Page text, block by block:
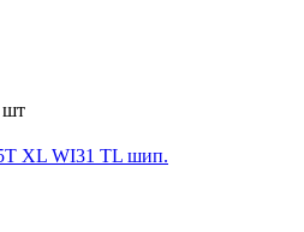
шт
XL WI31 TL шип.